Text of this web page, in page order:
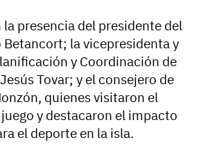
presencia del presidente del
Betancort; la vicepresidenta y
y Coordinación de
Tovar; y el consejero de
quienes visitaron el
y destacaron el impacto
el deporte en la isla.